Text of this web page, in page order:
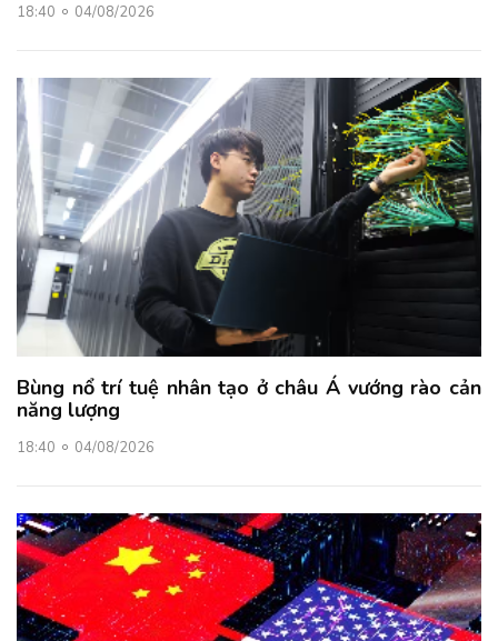
18:40 04/08/2026
Bùng nổ trí tuệ nhân tạo ở châu Á vướng rào cản
năng lượng
18:40 04/08/2026